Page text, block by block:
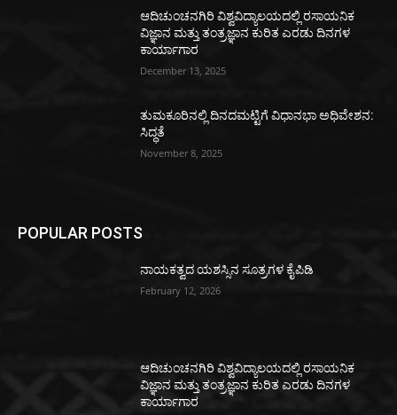
ಆದಿಚುಂಚನಗಿರಿ ವಿಶ್ವವಿದ್ಯಾಲಯದಲ್ಲಿ ರಸಾಯನಿಕ
ವಿಜ್ಞಾನ ಮತ್ತು ತಂತ್ರಜ್ಞಾನ ಕುರಿತ ಎರಡು ದಿನಗಳ
ಕಾರ್ಯಾಗಾರ
December 13, 2025
ತುಮಕೂರಿನಲ್ಲಿ ದಿನದಮಟ್ಟಿಗೆ ವಿಧಾನಭಾ ಅಧಿವೇಶನ:
ಸಿದ್ಧತೆ
November 8, 2025
POPULAR POSTS
ನಾಯಕತ್ವದ ಯಶಸ್ಸಿನ ಸೂತ್ರಗಳ ಕೈಪಿಡಿ
February 12, 2026
ಆದಿಚುಂಚನಗಿರಿ ವಿಶ್ವವಿದ್ಯಾಲಯದಲ್ಲಿ ರಸಾಯನಿಕ
ವಿಜ್ಞಾನ ಮತ್ತು ತಂತ್ರಜ್ಞಾನ ಕುರಿತ ಎರಡು ದಿನಗಳ
ಕಾರ್ಯಾಗಾರ